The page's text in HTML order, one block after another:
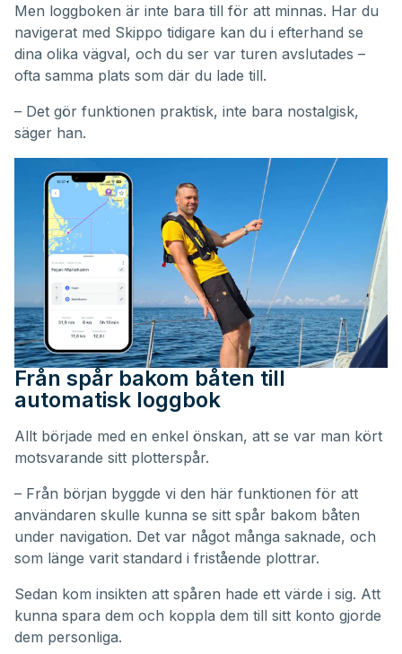
Men loggboken är inte bara till för att minnas. Har du
navigerat med Skippo tidigare kan du i efterhand se
dina olika vägval, och du ser var turen avslutades –
ofta samma plats som där du lade till.
– Det gör funktionen praktisk, inte bara nostalgisk,
säger han.
Från spår bakom båten till
automatisk loggbok
Allt började med en enkel önskan, att se var man kört
motsvarande sitt plotterspår.
– Från början byggde vi den här funktionen för att
användaren skulle kunna se sitt spår bakom båten
under navigation. Det var något många saknade, och
som länge varit standard i fristående plottrar.
Sedan kom insikten att spåren hade ett värde i sig. Att
kunna spara dem och koppla dem till sitt konto gjorde
dem personliga.